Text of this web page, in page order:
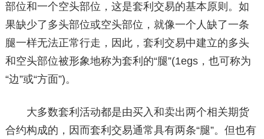
部位和一个空头部位，这是套利交易的基本原则。如
果缺少了多头部位或空头部位，就像一个人缺了一条
腿一样无法正常行走，因此，套利交易中建立的多头
和空头部位被形象地称为套利的“腿”(1egs，也可称为
“边”或“方面”)。
大多数套利活动都是由买入和卖出两个相关期货
合约构成的，因而套利交易通常具有两条“腿”。但也有